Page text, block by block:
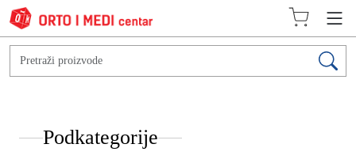
Podkategorije